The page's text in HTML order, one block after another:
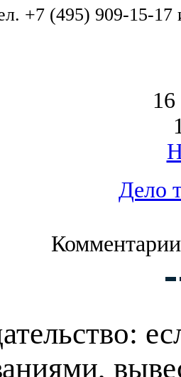
+7 (495) 909-15-17
Дело